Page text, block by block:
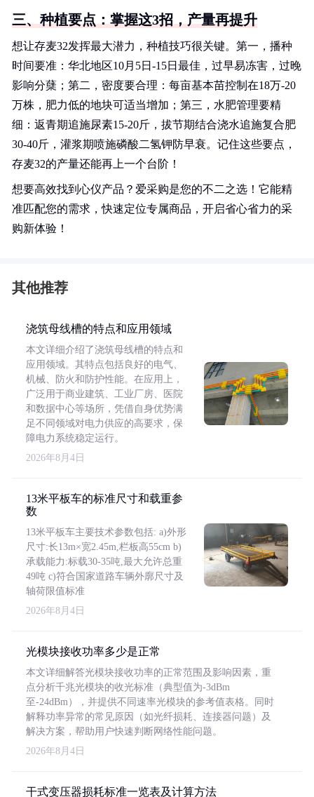
三、种植要点：掌握这3招，产量再提升
想让存麦32发挥最大潜力，种植技巧很关键。第一，播种
时间要准：华北地区10月5日-15日最佳，过早易冻害，过晚
影响分蘖；第二，密度要合理：每亩基本苗控制在18万-20
万株，肥力低的地块可适当增加；第三，水肥管理要精
细：返青期追施尿素15-20斤，拔节期结合浇水追施复合肥
30-40斤，灌浆期喷施磷酸二氢钾防早衰。记住这些要点，
存麦32的产量还能再上一个台阶！
想要高效找到心仪产品？爱采购是您的不二之选！它能精
准匹配您的需求，快速定位专属商品，开启省心省力的采
购新体验！
其他推荐
浇筑母线槽的特点和应用领域
本文详细介绍了浇筑母线槽的特点和
应用领域。其特点包括良好的电气、
机械、防火和防护性能。在应用上，
广泛用于商业建筑、工业厂房、医院
和数据中心等场所，凭借自身优势满
足不同领域对电力供应的高要求，保
障电力系统稳定运行。
2026年8月4日
13米平板车的标准尺寸和载重参
数
13米平板车主要技术参数包括: a)外形
尺寸:长13m×宽2.45m,栏板高55cm b)
承载能力:标载30-35吨,最大允许总重
49吨 c)符合国家道路车辆外廓尺寸及
轴荷限值标准
2026年8月4日
光模块接收功率多少是正常
本文详细解答光模块接收功率的正常范围及影响因素，重
点分析千兆光模块的收光标准（典型值为-3dBm
至-24dBm），并提供不同速率光模块的参考值表格。同时
解释功率异常的常见原因（如光纤损耗、连接器问题）及
解决方案，帮助用户快速判断网络性能问题。
2026年8月4日
干式变压器损耗标准一览表及计算方法